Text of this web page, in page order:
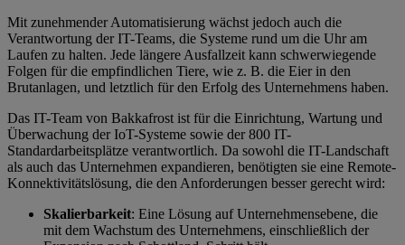
Mit zunehmender Automatisierung wächst jedoch auch die
Verantwortung der IT-Teams, die Systeme rund um die Uhr am
Laufen zu halten. Jede längere Ausfallzeit kann schwerwiegende
Folgen für die empfindlichen Tiere, wie z. B. die Eier in den
Brutanlagen, und letztlich für den Erfolg des Unternehmens haben.
Das IT-Team von Bakkafrost ist für die Einrichtung, Wartung und
Überwachung der IoT-Systeme sowie der 800 IT-
Standardarbeitsplätze verantwortlich. Da sowohl die IT-Landschaft
als auch das Unternehmen expandieren, benötigten sie eine Remote-
Konnektivitätslösung, die den Anforderungen besser gerecht wird:
Skalierbarkeit: Eine Lösung auf Unternehmensebene, die
mit dem Wachstum des Unternehmens, einschließlich der